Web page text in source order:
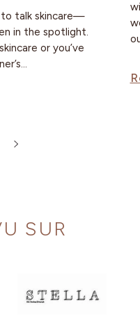
to talk skincare—
in the spotlight.
or you’ve
SUR